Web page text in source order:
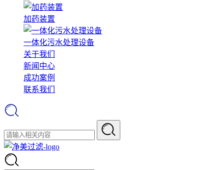
加药装置
一体化污水处理设备
关于我们
新闻中心
成功案例
联系我们